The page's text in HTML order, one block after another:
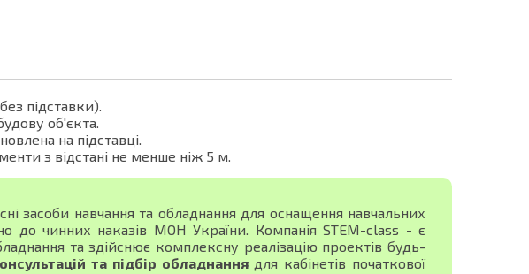
підставки).
об'єкта.
на підставці.
з відстані не менше ніж 5 м.
засоби навчання та обладнання для оснащення навчальних
до чинних наказів МОН України. Компанія STEM-class - є
та здійснює комплексну реалізацію проектів будь-
та підбір обладнаннядля кабінетів початкової